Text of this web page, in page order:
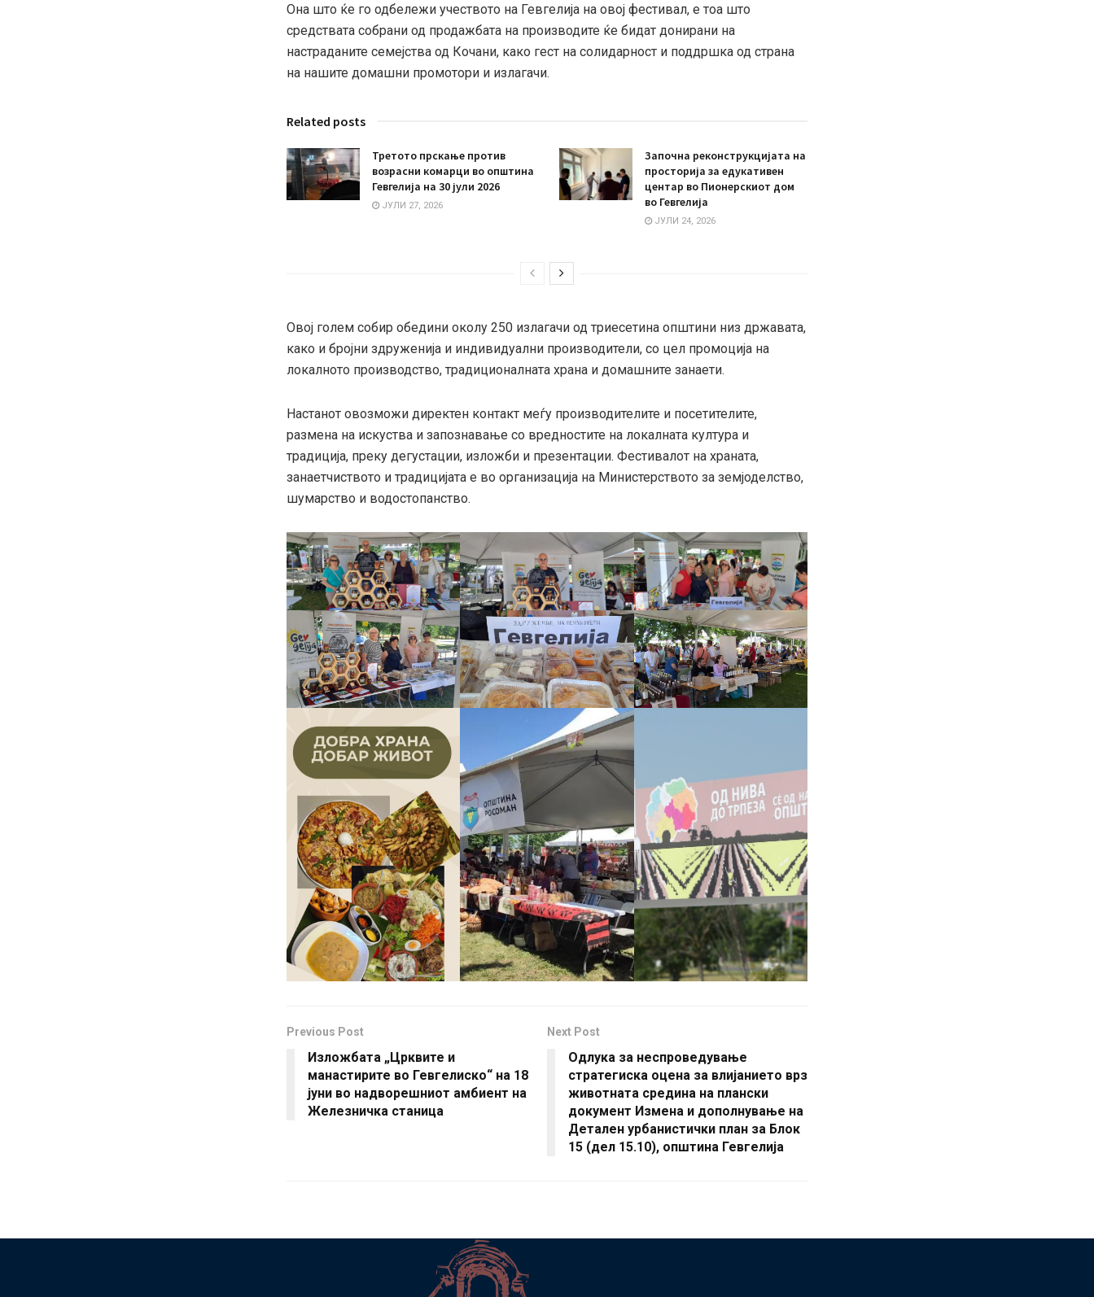
Она што ќе го одбележи учеството на Гевгелија на овој фестивал, е тоа што
средствата собрани од продажбата на производите ќе бидат донирани на
настраданите семејства од Кочани, како гест на солидарност и поддршка од страна
на нашите домашни промотори и излагачи.
Related posts
Третото прскање против
возрасни комарци во општина
Гевгелија на 30 јули 2026
ЈУЛИ 27, 2026
Започна реконструкцијата на
просторија за едукативен
центар во Пионерскиот дом
во Гевгелија
ЈУЛИ 24, 2026
Овој голем собир обедини околу 250 излагачи од триесетина општини низ државата,
како и бројни здруженија и индивидуални производители, со цел промоција на
локалното производство, традиционалната храна и домашните занаети.
Настанот овозможи директен контакт меѓу производителите и посетителите,
размена на искуства и запознавање со вредностите на локалната култура и
традиција, преку дегустации, изложби и презентации. Фестивалот на храната,
занаетчиството и традицијата е во организација на Министерството за земјоделство,
шумарство и водостопанство.
Previous Post
Изложбата „Црквите и
манастирите во Гевгелиско“ на 18
јуни во надворешниот амбиент на
Железничка станица
Next Post
Одлука за неспроведување
стратегиска оцена за влијанието врз
животната средина на плански
документ Измена и дополнување на
Детален урбанистички план за Блок
15 (дел 15.10), општина Гевгелија